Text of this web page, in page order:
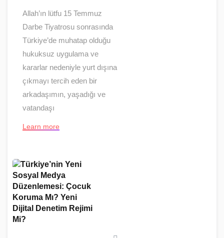
Allah’ın lütfu 15 Temmuz
Darbe Tiyatrosu sonrasında
Türkiye’de muhatap olduğu
hukuksuz uygulama ve
kararlar nedeniyle yurt dışına
çıkmayı tercih eden bir
arkadaşımın, yaşadığı ve
vatandaşı
Learn more